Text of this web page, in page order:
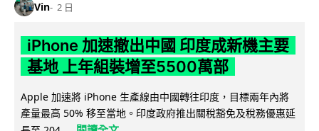
Vin 2 日
iPhone 加速撤出中國 印度成新機主要
基地 上年組裝增至5500萬部
Apple 加速將 iPhone 生產線由中國轉往印度，目標兩年內將
產量最高 50% 移至當地。印度政府推出關稅豁免及稅務優惠延